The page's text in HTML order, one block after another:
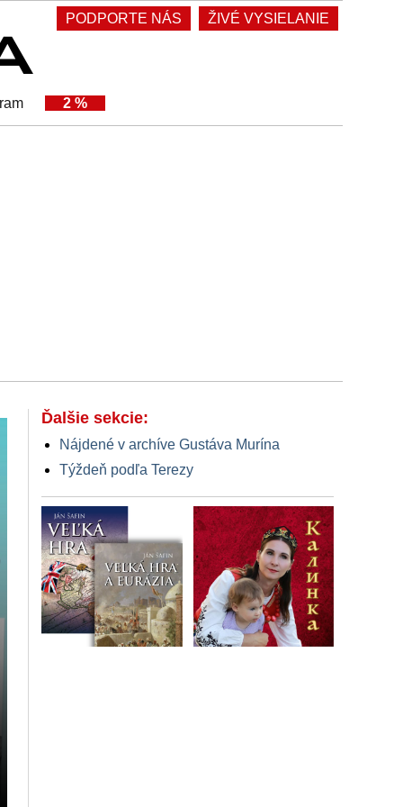
PODPORTE NÁS ŽIVÉ VYSIELANIE
2 %
Ďalšie sekcie:
Nájdené v archíve Gustáva Murína
Týždeň podľa Terezy